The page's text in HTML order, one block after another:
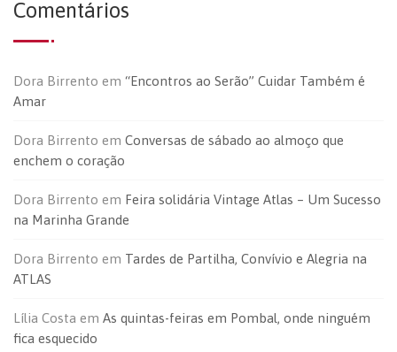
Comentários
Dora Birrento em “Encontros ao Serão” Cuidar Também é
Amar
Dora Birrento em Conversas de sábado ao almoço que
enchem o coração
Dora Birrento em Feira solidária Vintage Atlas – Um Sucesso
na Marinha Grande
Dora Birrento em Tardes de Partilha, Convívio e Alegria na
ATLAS
Lília Costa em As quintas-feiras em Pombal, onde ninguém
fica esquecido